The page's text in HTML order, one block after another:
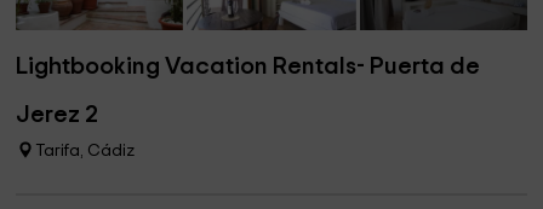
Lightbooking Vacation Rentals- Puerta de
Jerez 2
Tarifa, Cádiz